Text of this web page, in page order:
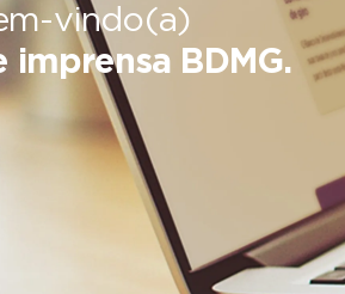
vindo(a)
imprensa BDMG.